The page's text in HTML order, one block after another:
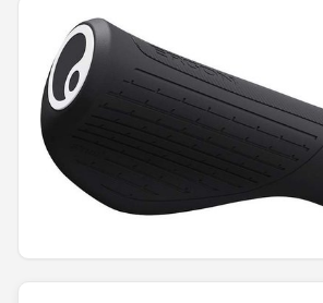
Fietsroutes
Kinderfietsen
Elektrische fietsen
Shop